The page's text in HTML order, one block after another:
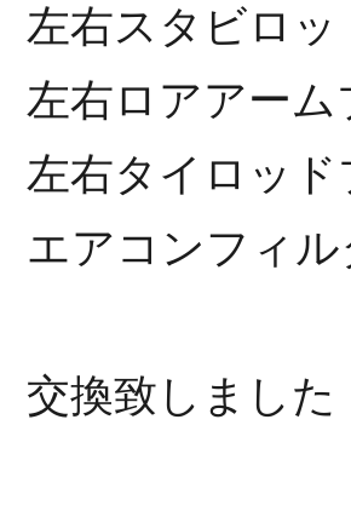
左右スタビロッ
左右ロアアーム
左右タイロッド
エアコンフィル
交換致しました